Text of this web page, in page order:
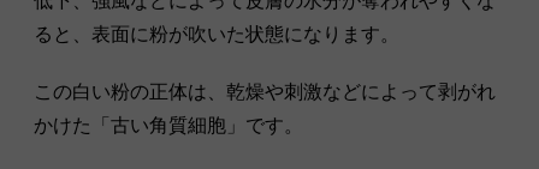
ると、表面に粉が吹いた状態になります。
この白い粉の正体は、乾燥や刺激などによって剥がれ
かけた「古い角質細胞」です。